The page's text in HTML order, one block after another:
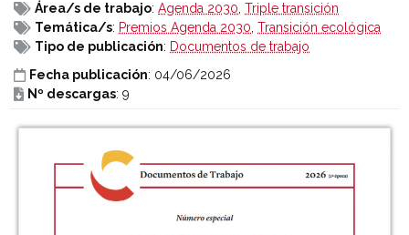
Área/s de trabajo: Agenda 2030, Triple transición
Temática/s: Premios Agenda 2030, Transición ecológica
Tipo de publicación: Documentos de trabajo
Fecha publicación: 04/06/2026
Nº descargas: 9